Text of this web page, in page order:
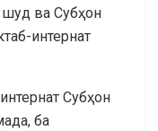
ва Субҳон
интернат
Субҳон
ба